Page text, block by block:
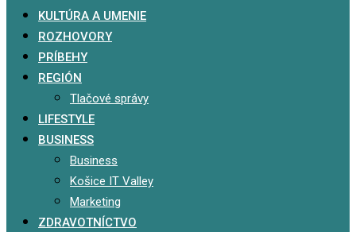
KULTÚRA A UMENIE
ROZHOVORY
PRÍBEHY
REGIÓN
Tlačové správy
LIFESTYLE
BUSINESS
Business
Košice IT Valley
Marketing
ZDRAVOTNÍCTVO